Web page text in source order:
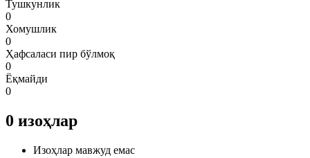
Тушкунлик
0
Хомушлик
0
Ҳафсаласи пир бўлмоқ
0
Ёқмайди
0
0 изоҳлар
Изоҳлар мавжуд емас